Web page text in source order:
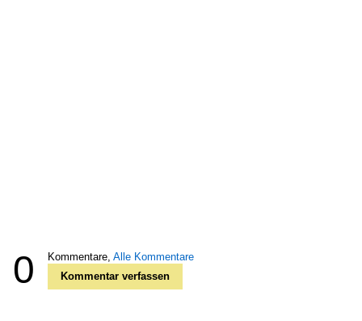
0 Kommentare, Alle Kommentare
Kommentar verfassen